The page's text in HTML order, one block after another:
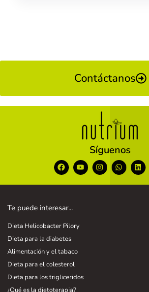
Contáctanos
Síguenos
Te puede interesar...
Dieta Helicobacter Pilory
Dieta para la diabetes
Alimentación y el tabaco
Dieta para el colesterol
Dieta para los trigliceridos
¿Qué es la dietoterapia?